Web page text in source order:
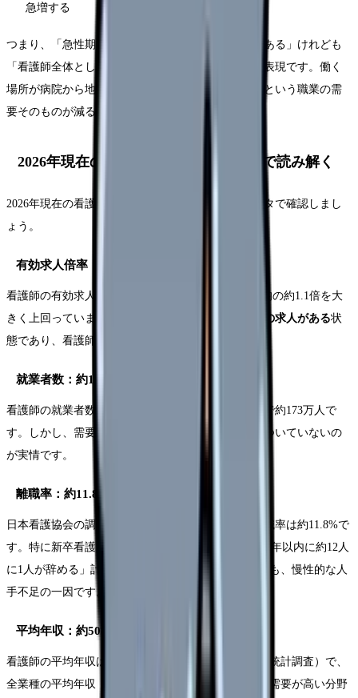
急増する
つまり、「急性期病院の看護師は一部余る可能性がある」けれども
「看護師全体としては不足する」というのが正確な表現です。働く
場所が病院から地域へシフトするのであり、看護師という職業の需
要そのものが減るわけではありません。
2026年現在の看護師需要｜最新データで読み解く
2026年現在の看護師を取り巻く状況を、主要なデータで確認しまし
ょう。
有効求人倍率：2.24倍
看護師の有効求人倍率は2.24倍で、これは全職種平均の約1.1倍を大
きく上回っています。
1人の看護師に対して2件以上の求人がある状
態であり、看護師は明確な「売り手市場」です。
就業者数：約173万人
看護師の就業者数は年々増加しており、2026年時点で約173万人で
す。しかし、需要の伸びに対して供給の伸びが追いついていないの
が実情です。
離職率：約11.8%
日本看護協会の調査によると、正規雇用看護師の離職率は約11.8%で
す。特に新卒看護師の離職率は約8.6%で、「入職後1年以内に約12人
に1人が辞める」計算になります。この離職率の高さも、慢性的な人
手不足の一因です。
平均年収：約508万円
看護師の平均年収は約508万円（2025年賃金構造基本統計調査）で、
全業種の平均年収（約460万円）を上回っています。需要が高い分野